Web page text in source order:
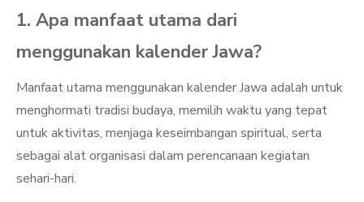
1. Apa manfaat utama dari
menggunakan kalender Jawa?
Manfaat utama menggunakan kalender Jawa adalah untuk
menghormati tradisi budaya, memilih waktu yang tepat
untuk aktivitas, menjaga keseimbangan spiritual, serta
sebagai alat organisasi dalam perencanaan kegiatan
sehari-hari.